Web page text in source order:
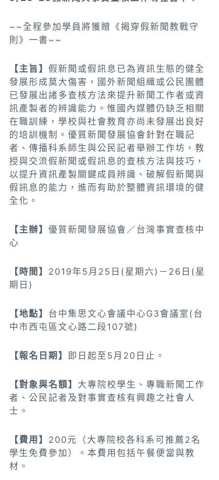
~~全程參加學員將獲贈《揭穿假新聞教戰守
則》一書~~
【主旨】假新聞或假訊息已為資訊生態的健全
發展形成莫大傷害，國外新聞組織或公民團體
已發展出諸多查核方法來提升新聞工作者或資
訊產製者的辨識能力。惟國內媒體仍缺乏相關
在職訓練，學校與社會教育亦尚未發展出良好
的培訓機制。優質新聞發展協會針對在職記
者、傳播科系師生與公民記者舉辦工作坊，教
授與交流假新聞或假訊息的查核方法與技巧，
以提升資訊產製關鍵成員辨識、破解假新聞與
假訊息的能力，進而有助於整體資訊環境的健
全化。
【主辦】優質新聞發展協會／台灣事實查核中
心
【時間】 2019年5月25日(星期六)－26日(星
期日)
【地點】 台中集思文心會議中心G3會議室(台
中市西屯區文心路二段107號)
【報名日期】 即日起至5月20日止。
【對象與名額】 大專院校學生、專職新聞工作
者、公民記者及對事實查核有興趣之社會人
士。
【費用】 200元（大專院校各科系可推薦2名
學生免費參加）。本費用包括午餐便當與教
材。